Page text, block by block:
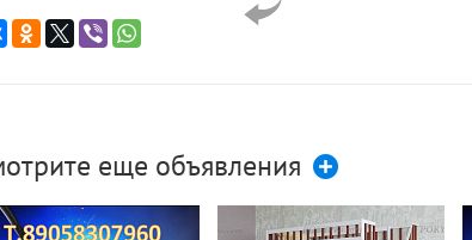
еще объявления